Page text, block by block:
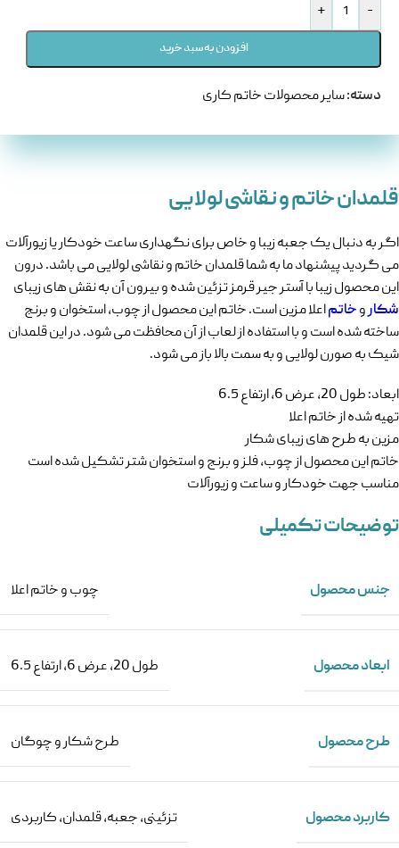
-
+
افزودن به سبد خرید
دسته:سایر محصولات خاتم کاری
قلمدان خاتم و نقاشی لولایی
اگر به دنبال یک جعبه زیبا و خاص برای نگهداری ساعت خودکار یا زیورآلات
می گردید پیشنهاد ما به شما قلمدان خاتم و نقاشی لولایی می باشد. درون
این محصول زیبا با آستر جیر قرمز تزئین شده و بیرون آن به نقش های زیبای
شکاروخاتماعلا مزین است. خاتم این محصول از چوب، استخوان و برنج
ساخته شده است و با استفاده از لعاب از آن محافظت می شود. در این قلمدان
شیک به صورن لولایی و به سمت بالا باز می شود.
ابعاد: طول 20، عرض 6، ارتفاع 6.5
تهیه شده از خاتم اعلا
مزین به طرح های زیبای شکار
خاتم این محصول از چوب، فلز و برنج و استخوان شتر تشکیل شده است
مناسب جهت خودکار و ساعت و زیورآلات
توضیحات تکمیلی
جنس محصول چوب و خاتم اعلا
ابعاد محصول طول 20، عرض 6، ارتفاع 6.5
طرح محصول طرح شکار و چوگان
کاربرد محصول تزئینی,جعبه,قلمدان,کاربردی